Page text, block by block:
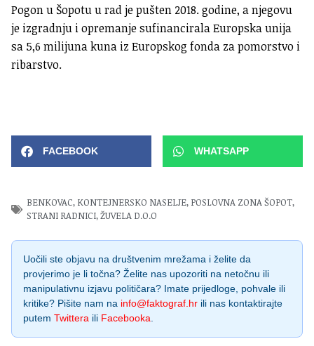
Pogon u Šopotu u rad je pušten 2018. godine, a njegovu
je izgradnju i opremanje sufinancirala Europska unija
sa 5,6 milijuna kuna iz Europskog fonda za pomorstvo i
ribarstvo.
FACEBOOK WHATSAPP
BENKOVAC, KONTEJNERSKO NASELJE, POSLOVNA ZONA ŠOPOT,
STRANI RADNICI,ŽUVELA D.O.O
Uočili ste objavu na društvenim mrežama i želite da
provjerimo je li točna? Želite nas upozoriti na netočnu ili
manipulativnu izjavu političara? Imate prijedloge, pohvale ili
kritike? Pišite nam na info@faktograf.hr ili nas kontaktirajte
putem Twittera ili Facebooka.